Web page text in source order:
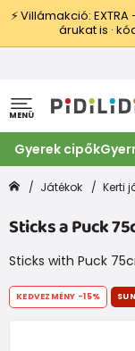
⚡ Villámakció:
árukat is ·
MENÜ
Gyerek cipők
Játékok Kerti
Sticks a Puck
Sticks with Puck
KEDVEZMÉNY -15%